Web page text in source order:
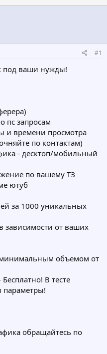
#1
под ваши нужды!
пс запросам
и времени просмотра
по контактам)
- десктоп/мобильный
по вашему ТЗ
ютуб
за 1000 уникальных
зависимости от ваших
объемом от
В тесте
параметры!
обращайтесь по